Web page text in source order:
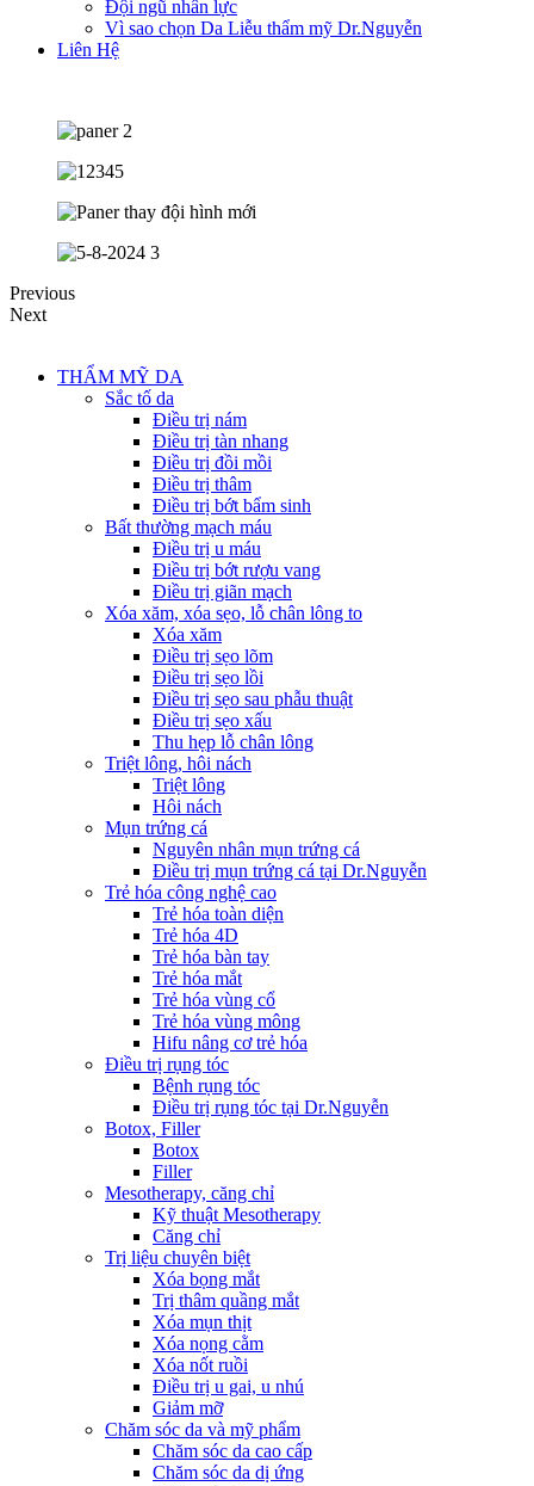
Đội ngũ nhân lực
Vì sao chọn Da Liễu thẩm mỹ Dr.Nguyễn
Liên Hệ
Previous
Next
THẨM MỸ DA
Sắc tố da
Điều trị nám
Điều trị tàn nhang
Điều trị đồi mồi
Điều trị thâm
Điều trị bớt bẩm sinh
Bất thường mạch máu
Điều trị u máu
Điều trị bớt rượu vang
Điều trị giãn mạch
Xóa xăm, xóa sẹo, lỗ chân lông to
Xóa xăm
Điều trị sẹo lõm
Điều trị sẹo lồi
Điều trị sẹo sau phẫu thuật
Điều trị sẹo xấu
Thu hẹp lỗ chân lông
Triệt lông, hôi nách
Triệt lông
Hôi nách
Mụn trứng cá
Nguyên nhân mụn trứng cá
Điều trị mụn trứng cá tại Dr.Nguyễn
Trẻ hóa công nghệ cao
Trẻ hóa toàn diện
Trẻ hóa 4D
Trẻ hóa bàn tay
Trẻ hóa mắt
Trẻ hóa vùng cổ
Trẻ hóa vùng mông
Hifu nâng cơ trẻ hóa
Điều trị rụng tóc
Bệnh rụng tóc
Điều trị rụng tóc tại Dr.Nguyễn
Botox, Filler
Botox
Filler
Mesotherapy, căng chỉ
Kỹ thuật Mesotherapy
Căng chỉ
Trị liệu chuyên biệt
Xóa bọng mắt
Trị thâm quầng mắt
Xóa mụn thịt
Xóa nọng cằm
Xóa nốt ruồi
Điều trị u gai, u nhú
Giảm mỡ
Chăm sóc da và mỹ phẩm
Chăm sóc da cao cấp
Chăm sóc da dị ứng